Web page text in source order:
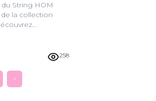
String HOM
la collection
design innovant
unique.
258
>